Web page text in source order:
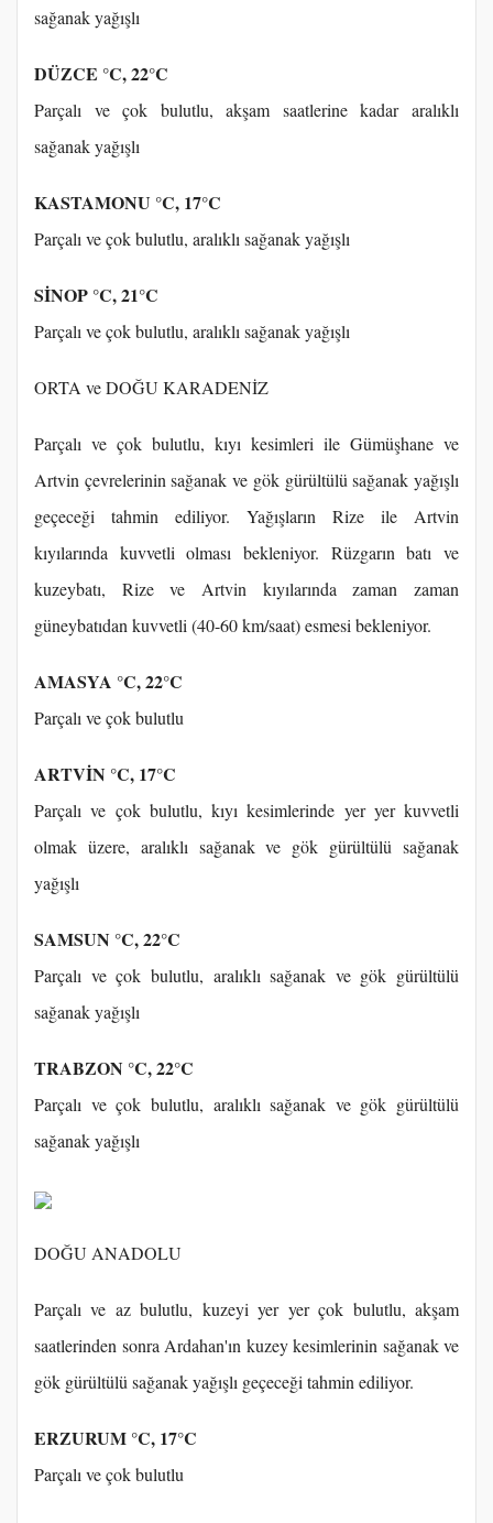
sağanak yağışlı
DÜZCE °C, 22°C
Parçalı ve çok bulutlu, akşam saatlerine kadar aralıklı
sağanak yağışlı
KASTAMONU °C, 17°C
Parçalı ve çok bulutlu, aralıklı sağanak yağışlı
SİNOP °C, 21°C
Parçalı ve çok bulutlu, aralıklı sağanak yağışlı
ORTA ve DOĞU KARADENİZ
Parçalı ve çok bulutlu, kıyı kesimleri ile Gümüşhane ve
Artvin çevrelerinin sağanak ve gök gürültülü sağanak yağışlı
geçeceği tahmin ediliyor. Yağışların Rize ile Artvin
kıyılarında kuvvetli olması bekleniyor. Rüzgarın batı ve
kuzeybatı, Rize ve Artvin kıyılarında zaman zaman
güneybatıdan kuvvetli (40-60 km/saat) esmesi bekleniyor.
AMASYA °C, 22°C
Parçalı ve çok bulutlu
ARTVİN °C, 17°C
Parçalı ve çok bulutlu, kıyı kesimlerinde yer yer kuvvetli
olmak üzere, aralıklı sağanak ve gök gürültülü sağanak
yağışlı
SAMSUN °C, 22°C
Parçalı ve çok bulutlu, aralıklı sağanak ve gök gürültülü
sağanak yağışlı
TRABZON °C, 22°C
Parçalı ve çok bulutlu, aralıklı sağanak ve gök gürültülü
sağanak yağışlı
DOĞU ANADOLU
Parçalı ve az bulutlu, kuzeyi yer yer çok bulutlu, akşam
saatlerinden sonra Ardahan'ın kuzey kesimlerinin sağanak ve
gök gürültülü sağanak yağışlı geçeceği tahmin ediliyor.
ERZURUM °C, 17°C
Parçalı ve çok bulutlu